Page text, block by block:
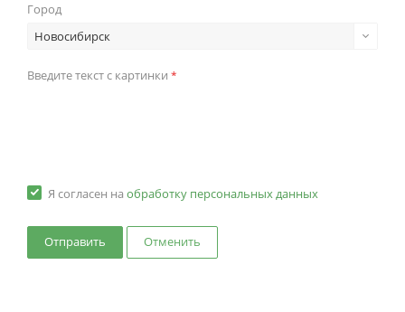
Город
Новосибирск
Введите текст с картинки *
Я согласен на обработку персональных данных
Отменить